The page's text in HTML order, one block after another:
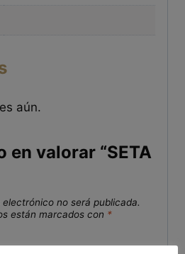
aún.
en valorar “SETA
no será publicada.
están marcados con *